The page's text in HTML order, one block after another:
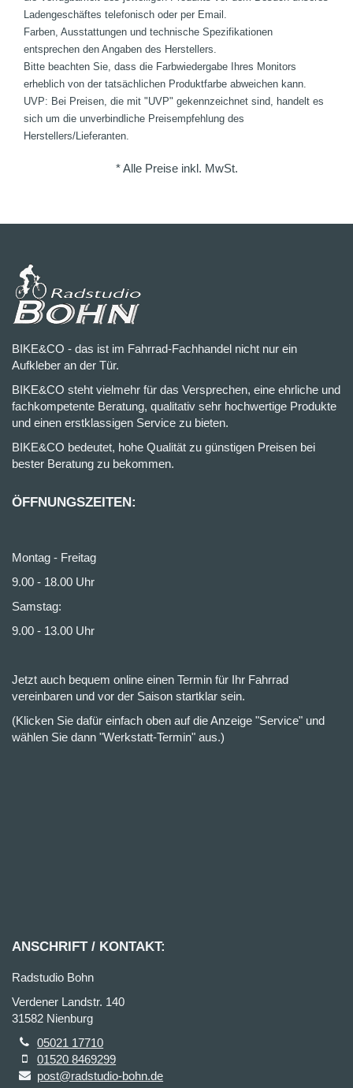
Ladengeschäftes telefonisch oder per Email.
Farben, Ausstattungen und technische Spezifikationen
entsprechen den Angaben des Herstellers.
Bitte beachten Sie, dass die Farbwiedergabe Ihres Monitors
erheblich von der tatsächlichen Produktfarbe abweichen kann.
UVP: Bei Preisen, die mit "UVP" gekennzeichnet sind, handelt es
sich um die unverbindliche Preisempfehlung des
Herstellers/Lieferanten.
* Alle Preise inkl. MwSt.
BIKE&CO - das ist im Fahrrad-Fachhandel nicht nur ein
Aufkleber an der Tür.
BIKE&CO steht vielmehr für das Versprechen, eine ehrliche und
fachkompetente Beratung, qualitativ sehr hochwertige Produkte
und einen erstklassigen Service zu bieten.
BIKE&CO bedeutet, hohe Qualität zu günstigen Preisen bei
bester Beratung zu bekommen.
ÖFFNUNGSZEITEN:
Montag - Freitag
9.00 - 18.00 Uhr
Samstag:
9.00 - 13.00 Uhr
Jetzt auch bequem online einen Termin für Ihr Fahrrad
vereinbaren und vor der Saison startklar sein.
(Klicken Sie dafür einfach oben auf die Anzeige "Service" und
wählen Sie dann "Werkstatt-Termin" aus.)
ANSCHRIFT / KONTAKT:
Radstudio Bohn
Verdener Landstr. 140
31582 Nienburg
05021 17710
01520 8469299
post@radstudio-bohn.de